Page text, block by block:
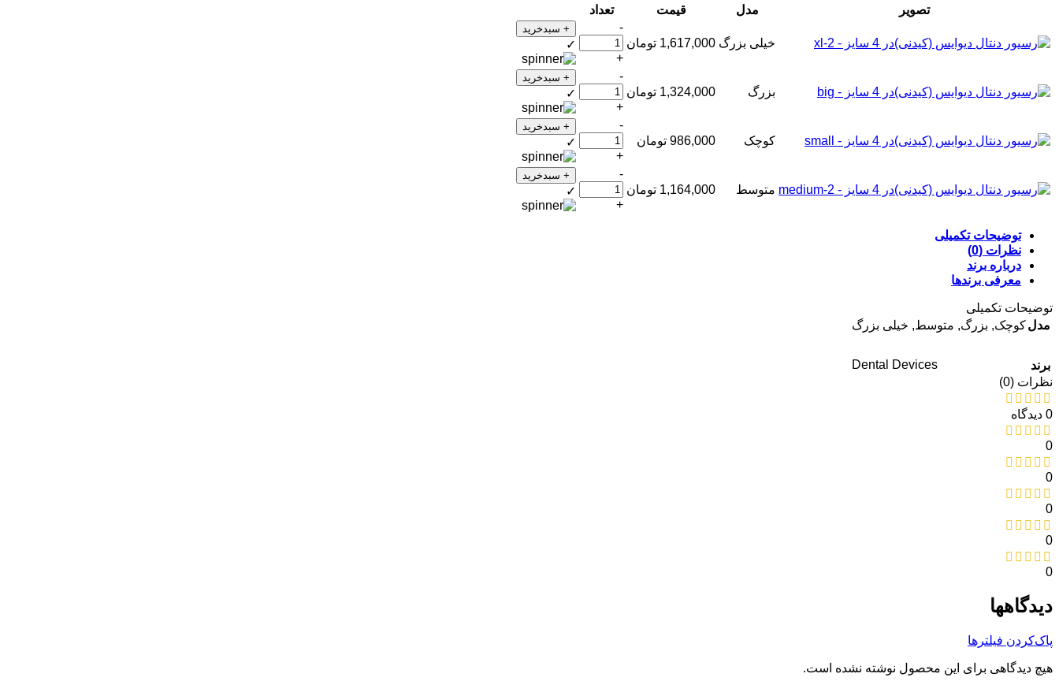
تصویر
مدل قیمت تعداد
خیلی بزرگ 1,617,000 تومان
-
+
+ سبدخرید
✓
بزرگ 1,324,000 تومان
-
+
+ سبدخرید
✓
کوچک 986,000 تومان
-
+
+ سبدخرید
✓
متوسط 1,164,000 تومان
-
+
+ سبدخرید
✓
توضیحات تکمیلی
نظرات (0)
درباره برند
معرفی برند‌ها
توضیحات تکمیلی
مدلکوچک, بزرگ, متوسط, خیلی بزرگ
برند
Dental Devices
نظرات (0)
0 دیدگاه
0
0
0
0
0
دیدگاهها
پاک‌کردن فیلترها
هیچ دیدگاهی برای این محصول نوشته نشده است.